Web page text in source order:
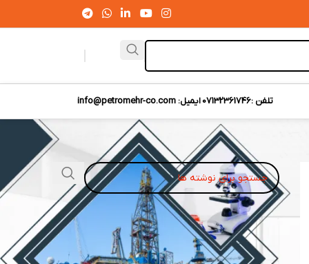
تلفن :07132361746 ایمیل: info@petromehr-co.com
نوشته‌های تازه